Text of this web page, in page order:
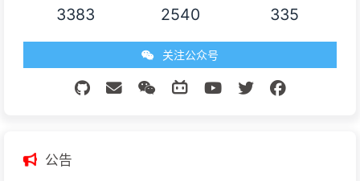
3383 2540 335
关注公众号
公告